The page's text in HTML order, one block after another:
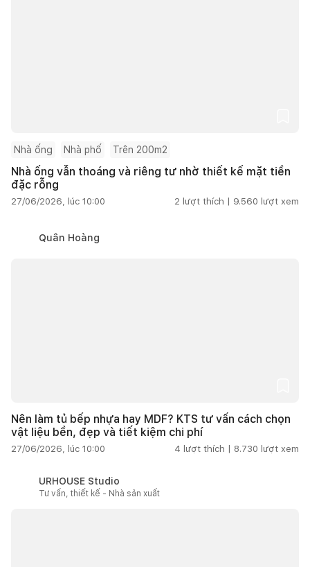
Nhà ống Nhà phố Trên 200m2
Nhà ống vẫn thoáng và riêng tư nhờ thiết kế mặt tiền
đặc rỗng
27/06/2026, lúc 10:00 2 lượt thích | 9.560 lượt xem
Quân Hoàng
Nên làm tủ bếp nhựa hay MDF? KTS tư vấn cách chọn
vật liệu bền, đẹp và tiết kiệm chi phí
27/06/2026, lúc 10:00 4 lượt thích | 8.730 lượt xem
URHOUSE Studio
Tư vấn, thiết kế - Nhà sản xuất